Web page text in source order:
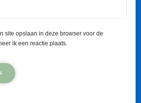
site opslaan in deze browser voor de
ik een reactie plaats.